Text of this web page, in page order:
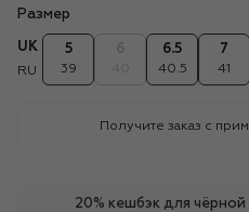
Размер
UK
RU
5
39
6.5
40.5
7
41
Получите заказ с
20% кешбэк для